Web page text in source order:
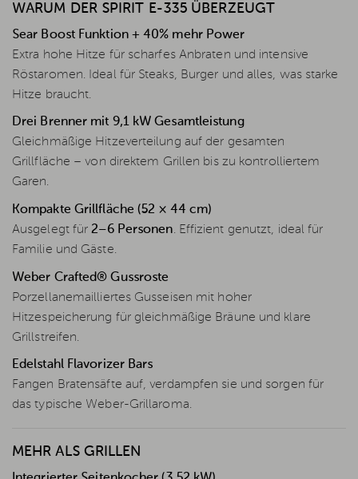
WARUM DER SPIRIT E-335 ÜBERZEUGT
Sear Boost Funktion + 40% mehr Power
Extra hohe Hitze für scharfes Anbraten und intensive
Röstaromen. Ideal für Steaks, Burger und alles, was starke
Hitze braucht.
Drei Brenner mit 9,1 kW Gesamtleistung
Gleichmäßige Hitzeverteilung auf der gesamten
Grillfläche – von direktem Grillen bis zu kontrolliertem
Garen.
Kompakte Grillfläche (52 × 44 cm)
Ausgelegt für2–6 Personen. Effizient genutzt, ideal für
Familie und Gäste.
Weber Crafted® Gussroste
Porzellanemailliertes Gusseisen mit hoher
Hitzespeicherung für gleichmäßige Bräune und klare
Grillstreifen.
Edelstahl Flavorizer Bars
Fangen Bratensäfte auf, verdampfen sie und sorgen für
das typische Weber-Grillaroma.
MEHR ALS GRILLEN